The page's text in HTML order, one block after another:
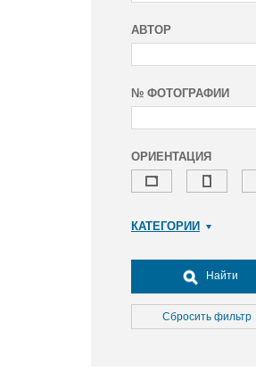
АВТОР
№ ФОТОГРАФИИ
ОРИЕНТАЦИЯ
КАТЕГОРИИ
Досуг, туризм и отдых
Культура
Медицина
Найти
Сбросить фильтр